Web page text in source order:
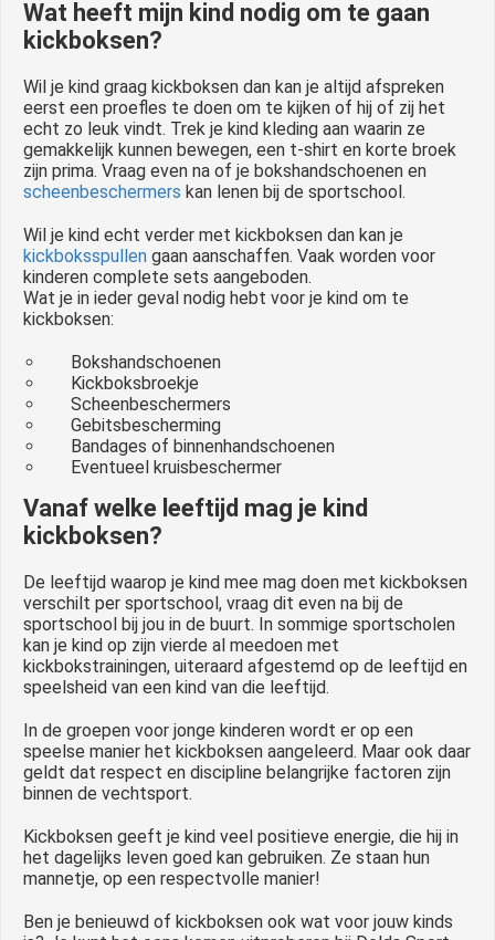
Wat heeft mijn kind nodig om te gaan
kickboksen?
Wil je kind graag kickboksen dan kan je altijd afspreken
eerst een proefles te doen om te kijken of hij of zij het
echt zo leuk vindt. Trek je kind kleding aan waarin ze
gemakkelijk kunnen bewegen, een t-shirt en korte broek
zijn prima. Vraag even na of je bokshandschoenen en
scheenbeschermers kan lenen bij de sportschool.
Wil je kind echt verder met kickboksen dan kan je
kickboksspullen gaan aanschaffen. Vaak worden voor
kinderen complete sets aangeboden.
Wat je in ieder geval nodig hebt voor je kind om te
kickboksen:
Bokshandschoenen
Kickboksbroekje
Scheenbeschermers
Gebitsbescherming
Bandages of binnenhandschoenen
Eventueel kruisbeschermer
Vanaf welke leeftijd mag je kind
kickboksen?
De leeftijd waarop je kind mee mag doen met kickboksen
verschilt per sportschool, vraag dit even na bij de
sportschool bij jou in de buurt. In sommige sportscholen
kan je kind op zijn vierde al meedoen met
kickbokstrainingen, uiteraard afgestemd op de leeftijd en
speelsheid van een kind van die leeftijd.
In de groepen voor jonge kinderen wordt er op een
speelse manier het kickboksen aangeleerd. Maar ook daar
geldt dat respect en discipline belangrijke factoren zijn
binnen de vechtsport.
Kickboksen geeft je kind veel positieve energie, die hij in
het dagelijks leven goed kan gebruiken. Ze staan hun
mannetje, op een respectvolle manier!
Ben je benieuwd of kickboksen ook wat voor jouw kinds